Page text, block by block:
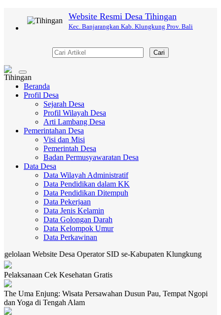
Website Resmi Desa Tihingan
Kec. Banjarangkan Kab. Klungkung Prov. Bali
Cari
Toggle
navigation
Beranda
Profil Desa
Sejarah Desa
Profil Wilayah Desa
Arti Lambang Desa
Pemerintahan Desa
Visi dan Misi
Pemerintah Desa
Badan Permusyawaratan Desa
Data Desa
Data Wilayah Administratif
Data Pendidikan dalam KK
Data Pendidikan Ditempuh
Data Pekerjaan
Data Jenis Kelamin
Data Golongan Darah
Data Kelompok Umur
Data Perkawinan
Website Desa Operator SID se-Kabupaten Klungkung
Pelaksanaan Cek Kesehatan Gratis
The Uma Enjung: Wisata Persawahan Dusun Pau, Tempat Ngopi
dan Yoga di Tengah Alam